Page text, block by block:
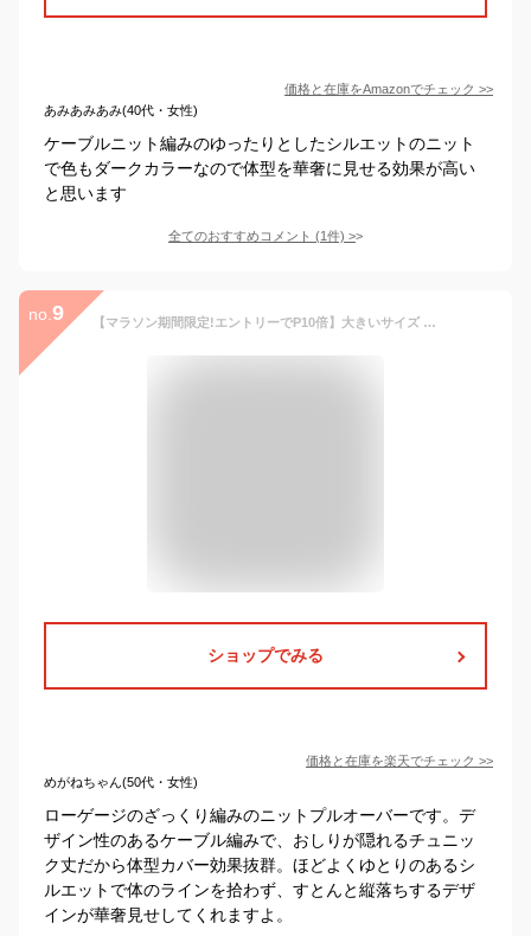
価格と在庫をAmazonでチェック >>
あみあみあみ(40代・女性)
ケーブルニット編みのゆったりとしたシルエットのニット
で色もダークカラーなので体型を華奢に見せる効果が高い
と思います
全てのおすすめコメント (1件) >
no. 9 【マラソン期間限定!エントリーでP10倍】大きいサイズ レディース セーター ケーブル編みニット Vネック 長袖 ニットチュニック トップス M/LL/3L/4L/5L ゆったりサイズ ぽっちゃり女子 プラスサイズ
ショップでみる
価格と在庫を楽天でチェック >>
めがねちゃん(50代・女性)
ローゲージのざっくり編みのニットプルオーバーです。デ
ザイン性のあるケーブル編みで、おしりが隠れるチュニッ
ク丈だから体型カバー効果抜群。ほどよくゆとりのあるシ
ルエットで体のラインを拾わず、すとんと縦落ちするデザ
インが華奢見せしてくれますよ。